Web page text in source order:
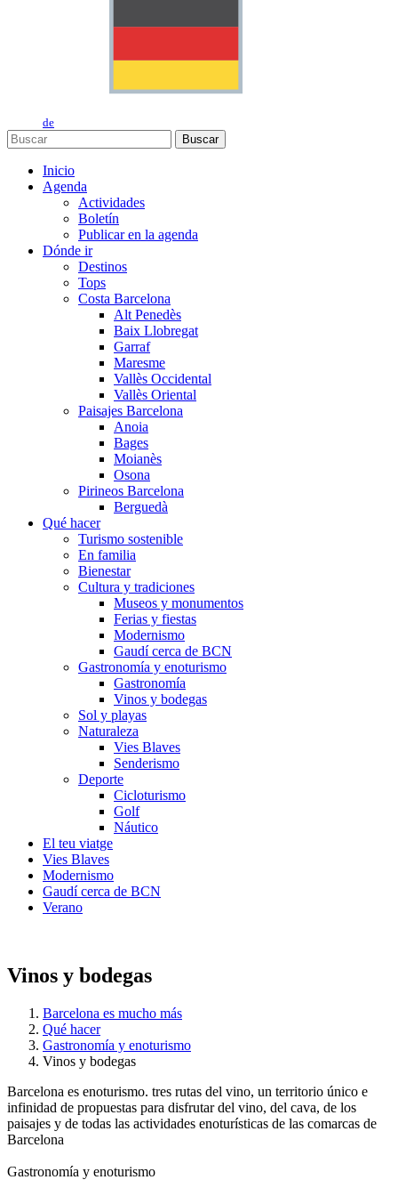
de
Buscar
Inicio
Agenda
Actividades
Boletín
Publicar en la agenda
Dónde ir
Destinos
Tops
Costa Barcelona
Alt Penedès
Baix Llobregat
Garraf
Maresme
Vallès Occidental
Vallès Oriental
Paisajes Barcelona
Anoia
Bages
Moianès
Osona
Pirineos Barcelona
Berguedà
Qué hacer
Turismo sostenible
En familia
Bienestar
Cultura y tradiciones
Museos y monumentos
Ferias y fiestas
Modernismo
Gaudí cerca de BCN
Gastronomía y enoturismo
Gastronomía
Vinos y bodegas
Sol y playas
Naturaleza
Vies Blaves
Senderismo
Deporte
Cicloturismo
Golf
Náutico
El teu viatge
Vies Blaves
Modernismo
Gaudí cerca de BCN
Verano
Vinos y bodegas
Barcelona es mucho más
Qué hacer
Gastronomía y enoturismo
Vinos y bodegas
Barcelona es enoturismo. tres rutas del vino, un territorio único e
infinidad de propuestas para disfrutar del vino, del cava, de los
paisajes y de todas las actividades enoturísticas de las comarcas de
Barcelona
Gastronomía y enoturismo